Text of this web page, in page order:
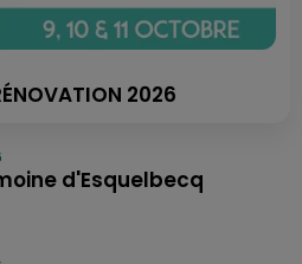
2026
d'Esquelbecq